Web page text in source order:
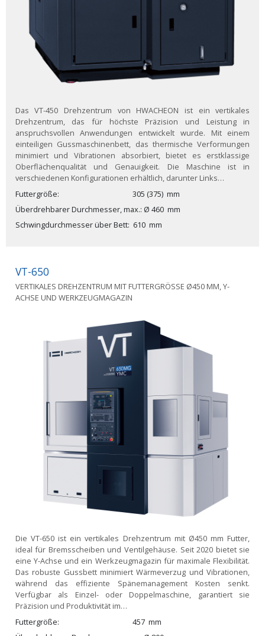
Das VT-450 Drehzentrum von HWACHEON ist ein vertikales
Drehzentrum, das für höchste Präzision und Leistung in
anspruchsvollen Anwendungen entwickelt wurde. Mit einem
einteiligen Gussmaschinenbett, das thermische Verformungen
minimiert und Vibrationen absorbiert, bietet es erstklassige
Oberflächenqualität und Genauigkeit. Die Maschine ist in
verschiedenen Konfigurationen erhältlich, darunter Links…
Futtergröße
305 (375) mm
Überdrehbarer Durchmesser, max. Ø 460 mm
Schwingdurchmesser über Bett 610 mm
VT-650
VERTIKALES DREHZENTRUM MIT FUTTERGRÖSSE Ø450 MM, Y-A
CHSE UND WERKZEUGMAGAZIN
Die VT-650 ist ein vertikales Drehzentrum mit Ø450 mm Futter,
ideal für Bremsscheiben und Ventilgehäuse. Seit 2020 bietet sie
eine Y-Achse und ein Werkzeugmagazin für maximale Flexibilität.
Das robuste Gussbett minimiert Wärmeverzug und Vibrationen,
während das effiziente Spänemanagement Kosten senkt.
Verfügbar als Einzel- oder Doppelmaschine, garantiert sie
Präzision und Produktivität im…
Futtergröße
457 mm